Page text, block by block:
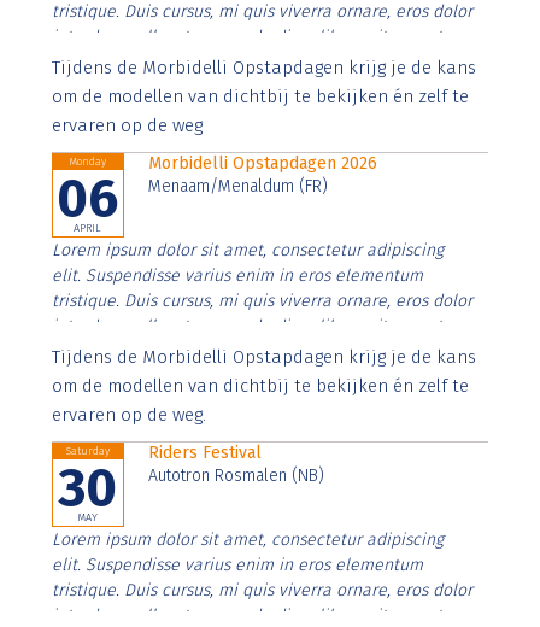
tristique. Duis cursus, mi quis viverra ornare, eros dolor
interdum nulla, ut commodo diam libero vitae erat.
Aenean faucibus nibh et justo cursus id rutrum lorem
imperdiet. Nunc ut sem vitae risus tristique posuere.
Tijdens de Morbidelli Opstapdagen krijg je de kans
om de modellen van dichtbij te bekijken én zelf te
ervaren op de weg
Monday
06
APRIL
Morbidelli Opstapdagen 2026
Menaam/Menaldum (FR)
Lorem ipsum dolor sit amet, consectetur adipiscing
elit. Suspendisse varius enim in eros elementum
tristique. Duis cursus, mi quis viverra ornare, eros dolor
interdum nulla, ut commodo diam libero vitae erat.
Aenean faucibus nibh et justo cursus id rutrum lorem
imperdiet. Nunc ut sem vitae risus tristique posuere.
Tijdens de Morbidelli Opstapdagen krijg je de kans
om de modellen van dichtbij te bekijken én zelf te
ervaren op de weg.
Saturday
30
MAY
Riders Festival
Autotron Rosmalen (NB)
Lorem ipsum dolor sit amet, consectetur adipiscing
elit. Suspendisse varius enim in eros elementum
tristique. Duis cursus, mi quis viverra ornare, eros dolor
interdum nulla, ut commodo diam libero vitae erat.